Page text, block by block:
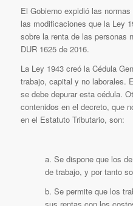
El Gobierno expidió las
las modificaciones que la Ley
sobre la renta de las personas
DUR 1625 de 2016.
La Ley 1943 creó la Cédula
trabajo, capital y no laborales.
se debe depurar esta cédula.
contenidos en el decreto, que
en el Estatuto Tributario, son:
a. Se dispone que los
de trabajo, y por tanto
b. Se permite que los
sus rentas con los